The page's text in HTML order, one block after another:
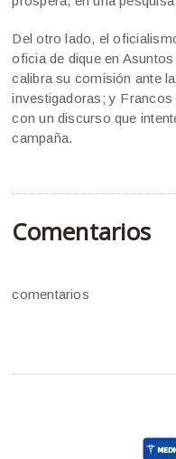
Del otro lado, el
oficia de dique en
calibra su comisión ante
investigadoras; y Francos
con un discurso que
campaña.
Comentarios
comentarios